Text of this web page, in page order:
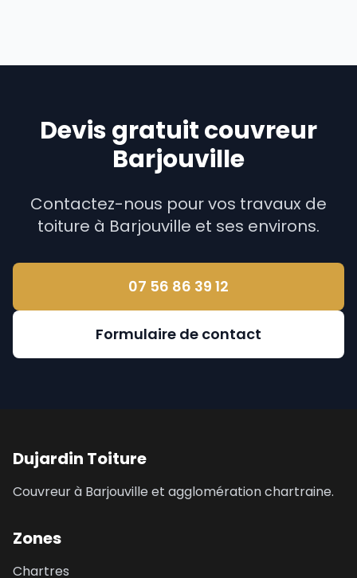
Devis gratuit couvreur
Barjouville
Contactez-nous pour vos travaux de
toiture à Barjouville et ses environs.
07 56 86 39 12
Formulaire de contact
Dujardin Toiture
Couvreur à Barjouville et agglomération chartraine.
Zones
Chartres